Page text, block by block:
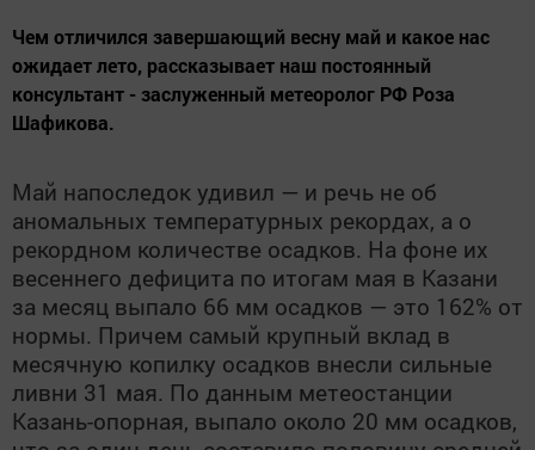
Чем отличился завершающий весну май и какое нас
ожидает лето, рассказывает наш постоянный
консультант - заслуженный метеоролог РФ Роза
Шафикова.
Май напоследок удивил — и речь не об
аномальных температурных рекордах, а о
рекордном количестве осадков. На фоне их
весеннего дефицита по итогам мая в Казани
за месяц выпало 66 мм осадков — это 162% от
нормы. Причем самый крупный вклад в
месячную копилку осадков внесли сильные
ливни 31 мая. По данным метеостанции
Казань-опорная, выпало около 20 мм осадков,